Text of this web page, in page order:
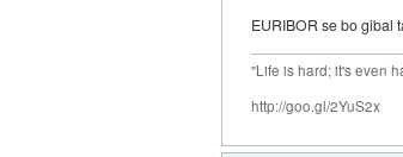
EURIBOR se bo gibal
"Life is hard; it's even
http://goo.gl/2YuS2x